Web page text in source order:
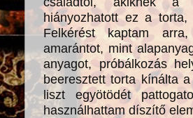
hiányozhatott ez a
Felkérést kaptam
amarántot, mint
anyagot, próbálkozás
beeresztett torta kínálta
liszt egyötödét
használhattam díszítő